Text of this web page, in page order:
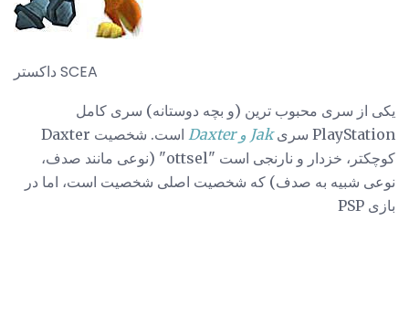
داکستر SCEA
یکی از سری محبوب ترین (و بچه دوستانه) سری کامل
PlayStation سری
Jak و Daxter
است. شخصیت Daxter
کوچکتر، خزدار و نارنجی است "ottsel" (نوعی مانند صدف،
نوعی شبیه به صدف) که شخصیت اصلی شخصیت است، اما در
بازی PSP